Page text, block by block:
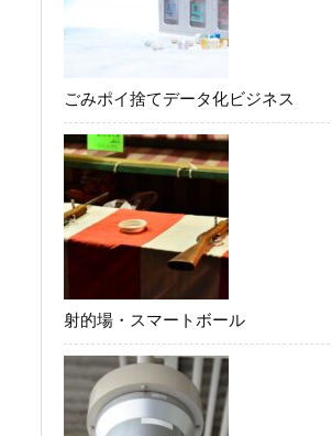
ごみポイ捨てデータ化ビジネス
射的場・スマートボール